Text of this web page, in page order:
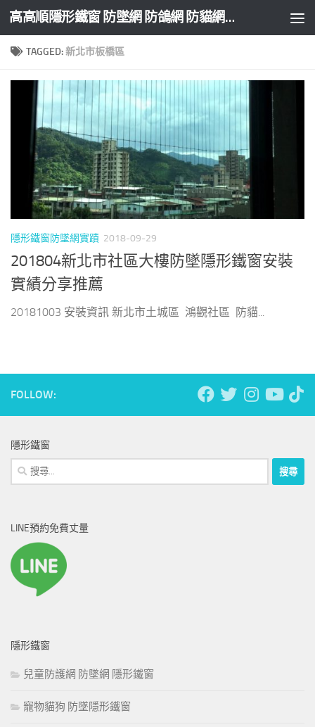
Skip to content 高高順隱形鐵窗 防墜網 防鴿網 防貓網 防盜網
TAGGED:新北市板橋區
隱形鐵窗防墜網實蹟 2018-09-29
201804新北市社區大樓防墜隱形鐵窗安裝
實績分享推薦
20181003 安裝資訊 新北市土城區 鴻觀社區 防貓...
FOLLOW:
隱形鐵窗
搜
尋
字:
LINE預約免費丈量
隱形鐵窗
兒童防護網 防墜網 隱形鐵窗
寵物貓狗 防墜隱形鐵窗